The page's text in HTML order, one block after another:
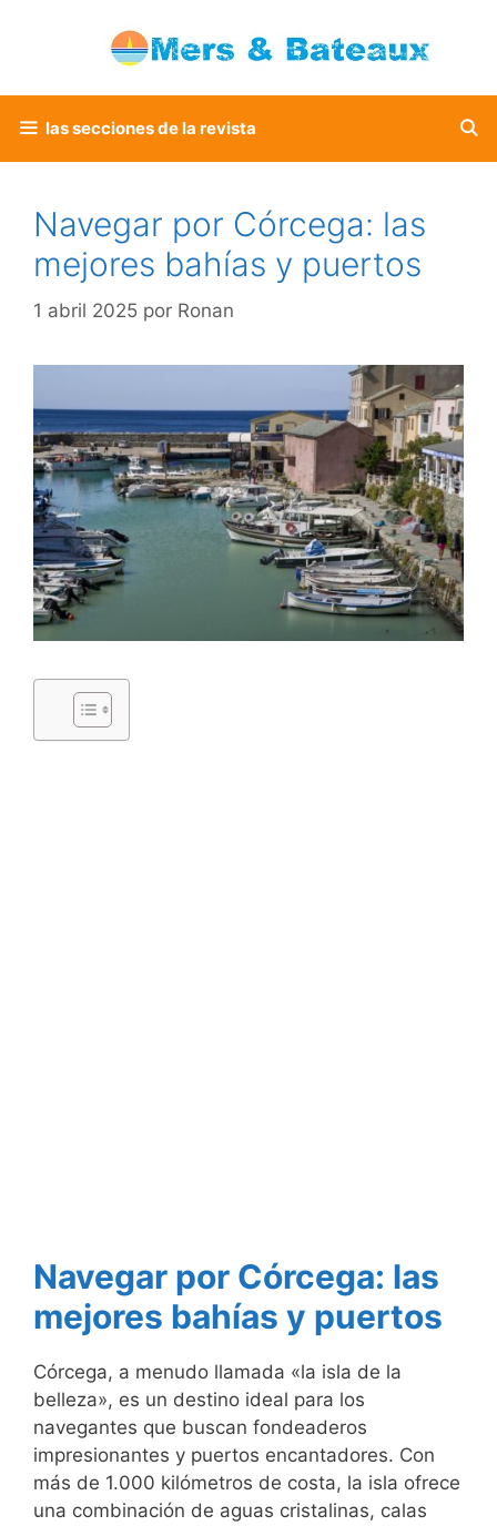
las secciones de la revista
Navegar por Córcega: las
mejores bahías y puertos
1 abril 2025 por Ronan
Navegar por Córcega: las
mejores bahías y puertos
Córcega, a menudo llamada «la isla de la
belleza», es un destino ideal para los
navegantes que buscan fondeaderos
impresionantes y puertos encantadores. Con
más de 1.000 kilómetros de costa, la isla ofrece
una combinación de aguas cristalinas, calas